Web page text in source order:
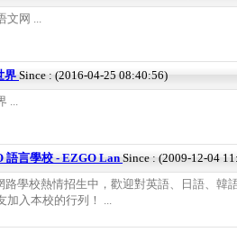
文网 ...
界Since : (2016-04-25 08:40:56)
...
語言學校 - EZGO Lan Since : (2009-12-04
路學校熱情招生中，歡迎對英語、日語、韓
加入本校的行列！ ...